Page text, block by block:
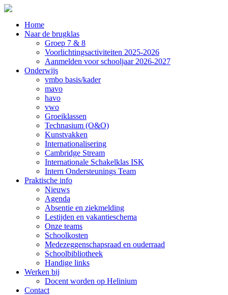
Home
Naar de brugklas
Groep 7 & 8
Voorlichtingsactiviteiten 2025-2026
Aanmelden voor schooljaar 2026-2027
Onderwijs
vmbo basis/kader
mavo
havo
vwo
Groeiklassen
Technasium (O&O)
Kunstvakken
Internationalisering
Cambridge Stream
Internationale Schakelklas ISK
Intern Ondersteunings Team
Praktische info
Nieuws
Agenda
Absentie en ziekmelding
Lestijden en vakantieschema
Onze teams
Schoolkosten
Medezeggenschapsraad en ouderraad
Schoolbibliotheek
Handige links
Werken bij
Docent worden op Helinium
Contact